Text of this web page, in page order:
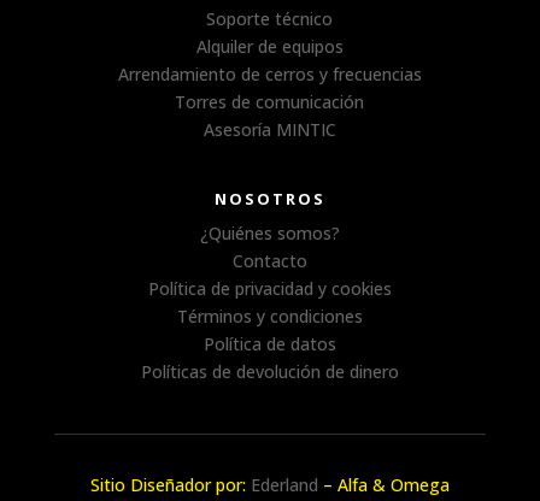
Soporte técnico
Alquiler de equipos
Arrendamiento de cerros y frecuencias
Torres de comunicación
Asesoría MINTIC
NOSOTROS
¿Quiénes somos?
Contacto
Política de privacidad y cookies
Términos y condiciones
Política de datos
Políticas de devolución de dinero
Sitio Diseñador por: Ederland – Alfa & Omega